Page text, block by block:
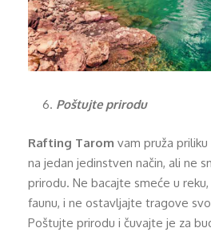
Poštujte prirodu
Rafting Tarom vam pruža
na jedan jedinstven način, ali ne
prirodu. Ne bacajte smeće u
faunu, i ne ostavljajte tragove
Poštujte prirodu i čuvajte je za